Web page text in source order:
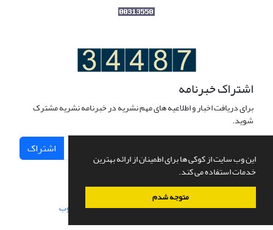
این وب سایت از کوکی ها برای اطمینان از ارائه بهترین
خدمات استفاده می کند.
متوجه شدم
اشتراک خبرنامه
برای دریافت اخبار و اطلاعیه های مهم نشریه در خبرنامه نشریه مشترک
شوید.
اشتراک
سامانه مدیریت نشریات علمی.طراحی و پیاده سازی از سیناوب